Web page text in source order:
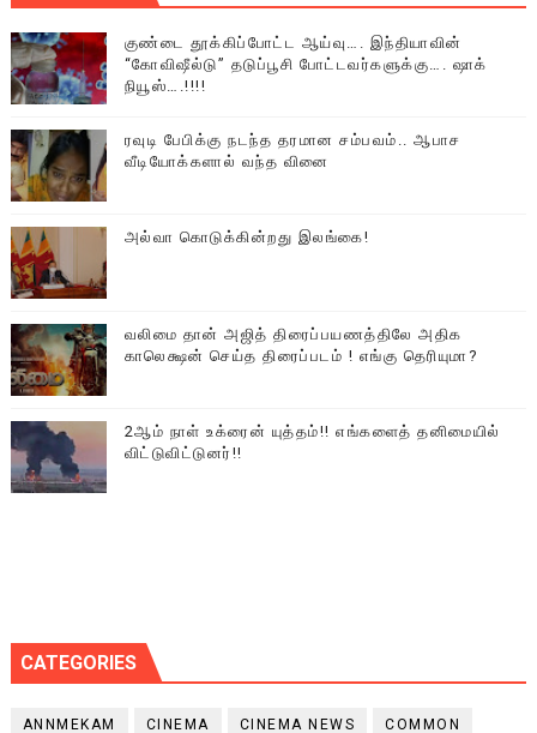
குண்டை தூக்கிப்போட்ட ஆய்வு…. இந்தியாவின்
“கோவிஷீல்டு” தடுப்பூசி போட்டவர்களுக்கு…. ஷாக்
நியூஸ்….!!!!
ரவுடி பேபிக்கு நடந்த தரமான சம்பவம்.. ஆபாச
வீடியோக்களால் வந்த வினை
அல்வா கொடுக்கின்றது இலங்கை!
வலிமை தான் அஜித் திரைப்பயணத்திலே அதிக
காலெக்ஷன் செய்த திரைப்படம் ! எங்கு தெரியுமா?
2ஆம் நாள் உக்ரைன் யுத்தம்!! எங்களைத் தனிமையில்
விட்டுவிட்டுனர்!!
CATEGORIES
ANNMEKAM CINEMA CINEMA NEWS COMMON